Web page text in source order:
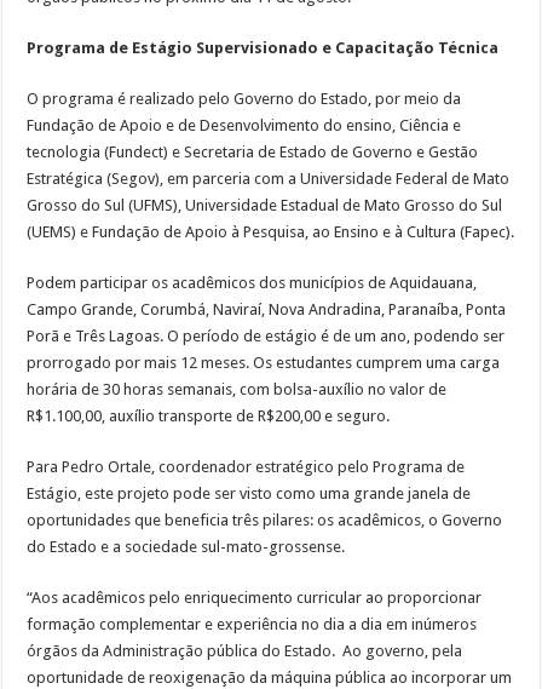
Programa de Estágio Supervisionado e Capacitação Técnica
O programa é realizado pelo Governo do Estado, por meio da
Fundação de Apoio e de Desenvolvimento do ensino, Ciência e
tecnologia (Fundect) e Secretaria de Estado de Governo e Gestão
Estratégica (Segov), em parceria com a Universidade Federal de Mato
Grosso do Sul (UFMS), Universidade Estadual de Mato Grosso do Sul
(UEMS) e Fundação de Apoio à Pesquisa, ao Ensino e à Cultura (Fapec).
Podem participar os acadêmicos dos municípios de Aquidauana,
Campo Grande, Corumbá, Naviraí, Nova Andradina, Paranaíba, Ponta
Porã e Três Lagoas. O período de estágio é de um ano, podendo ser
prorrogado por mais 12 meses. Os estudantes cumprem uma carga
horária de 30 horas semanais, com bolsa-auxílio no valor de
R$1.100,00, auxílio transporte de R$200,00 e seguro.
Para Pedro Ortale, coordenador estratégico pelo Programa de
Estágio, este projeto pode ser visto como uma grande janela de
oportunidades que beneficia três pilares: os acadêmicos, o Governo
do Estado e a sociedade sul-mato-grossense.
“Aos acadêmicos pelo enriquecimento curricular ao proporcionar
formação complementar e experiência no dia a dia em inúmeros
órgãos da Administração pública do Estado. Ao governo, pela
oportunidade de reoxigenação da máquina pública ao incorporar um